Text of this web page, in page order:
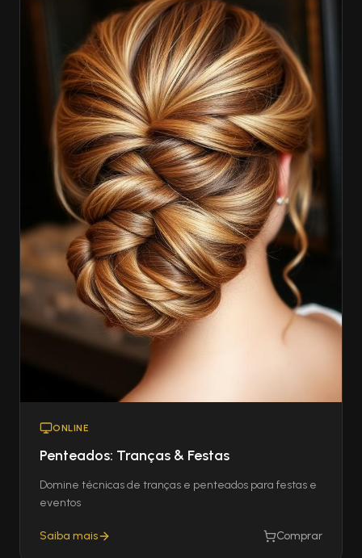
ONLINE
Penteados: Tranças & Festas
Domine técnicas de tranças e penteados para festas e
eventos
Saiba mais Comprar